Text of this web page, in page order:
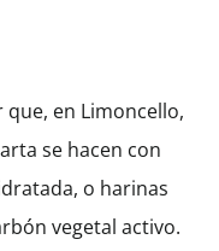
en Limoncello,
se hacen con
o harinas
vegetal activo.